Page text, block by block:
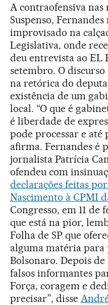
A contraofensiva nas
Suspenso,
improvisado na
Legislativa, onde
deu entrevista ao EL
setembro. O
na retórica do
existência de um
local. “O que é
é liberdade de
pode processar e até
afirma. Fernandes é
jornalista Patrícia
ofendeu com
declarações feitas
Nascimento à CPMI
Congresso, em 11 de
que está na pior,
Folha de SP que
alguma matéria
Bolsonaro. Depois
falsos informantes
Força, coragem e
precisar”, disse